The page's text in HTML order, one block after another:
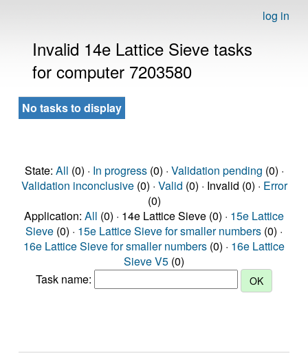
log in
Invalid 14e Lattice Sieve tasks
for computer 7203580
No tasks to display
State: All (0) · In progress(0) · Validation pending (0) ·
Validation inconclusive(0) · Valid (0) · Invalid (0) · Error
(0)
Application: All (0) · 14e Lattice Sieve (0) · 15e Lattice
Sieve (0) · 15e Lattice Sieve for smaller numbers (0) ·
16e Lattice Sieve for smaller numbers (0) · 16e Lattice
Sieve V5 (0)
Task name: